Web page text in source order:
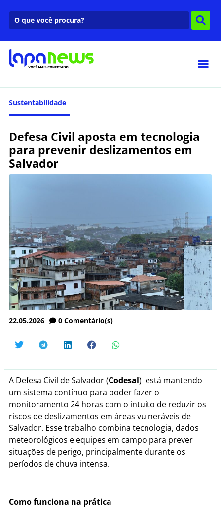
Sustentabilidade
Defesa Civil aposta em tecnologia
para prevenir deslizamentos em
Salvador
22.05.2026 0 Comentário(s)
A Defesa Civil de Salvador (Codesal) está mantendo
um sistema contínuo para poder fazer o
monitoramento 24 horas com o intuito de reduzir os
riscos de deslizamentos em áreas vulneráveis de
Salvador. Esse trabalho combina tecnologia, dados
meteorológicos e equipes em campo para prever
situações de perigo, principalmente durante os
períodos de chuva intensa.
Como funciona na prática